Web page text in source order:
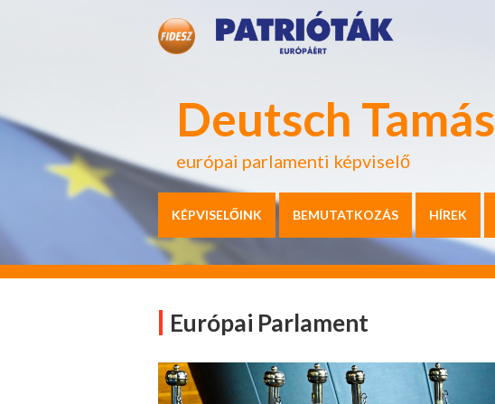
Deutsch Tamás
európai parlamenti képviselő
KÉPVISELŐINK BEMUTATKOZÁS HÍREK
Európai Parlament